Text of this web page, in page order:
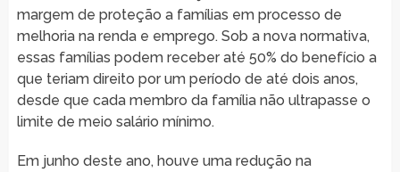
margem de proteção a famílias em processo de
melhoria na renda e emprego. Sob a nova normativa,
essas famílias podem receber até 50% do benefício a
que teriam direito por um período de até dois anos,
desde que cada membro da família não ultrapasse o
limite de meio salário mínimo.
Em junho deste ano, houve uma redução na